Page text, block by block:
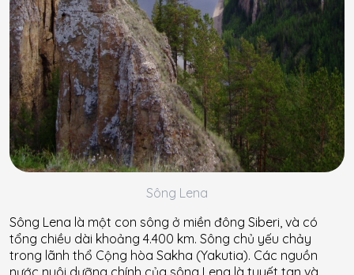
Sông Lena
Sông Lena là một con sông ở miền đông Siberi, và có
tổng chiều dài khoảng 4.400 km. Sông chủ yếu chảy
trong lãnh thổ Cộng hòa Sakha (Yakutia). Các nguồn
nước nuôi dưỡng chính của sông Lena là tuyết tan và